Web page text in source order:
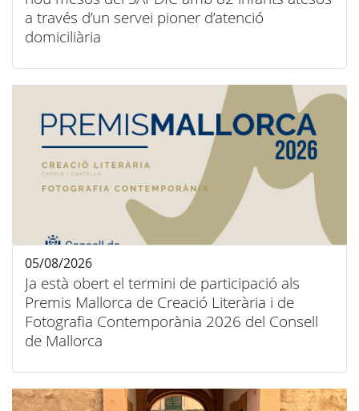
a través d’un servei pioner d’atenció
domiciliària
Ja està obert el termini de participació als
Premis Mallorca de Creació Literària i de
Fotografia Contemporània 2026 del Consell
de Mallorca
05/08/2026